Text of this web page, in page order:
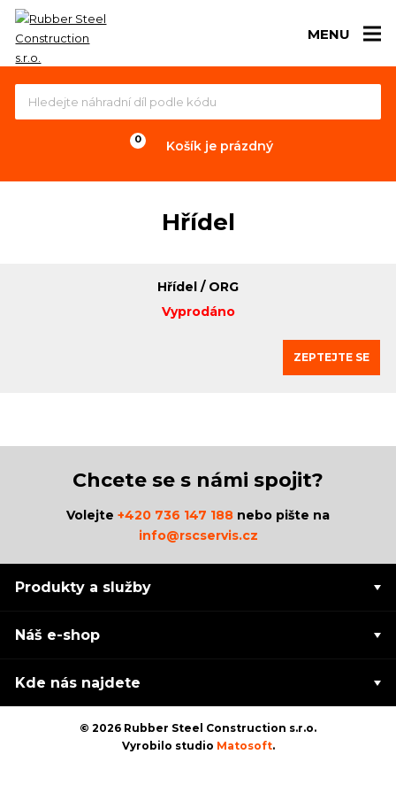
MENU
Košík je prázdný
Hřídel
Hřídel / ORG
Vyprodáno
ZEPTEJTE SE
Chcete se s námi spojit?
Volejte +420 736 147 188 nebo pište na
info@rscservis.cz
Produkty a služby
Náš e-shop
Kde nás najdete
© 2026 Rubber Steel Construction s.r.o.
Vyrobilo studio Matosoft.